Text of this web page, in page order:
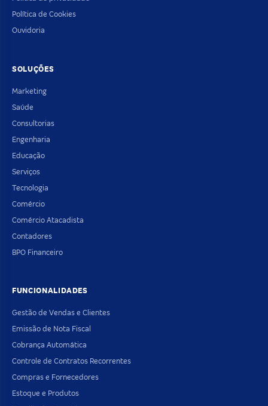
Política de Cookies
Ouvidoria
SOLUÇÕES
Marketing
Saúde
Consultorias
Engenharia
Educação
Serviços
Tecnologia
Comércio
Comércio Atacadista
Contadores
BPO Financeiro
FUNCIONALIDADES
Gestão de Vendas e Clientes
Emissão de Nota Fiscal
Cobrança Automática
Controle de Contratos Recorrentes
Compras e Fornecedores
Estoque e Produtos